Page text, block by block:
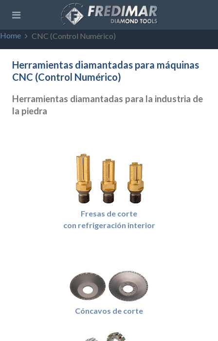
Home CNC (Control Numérico)
Herramientas diamantadas para máquinas
CNC (Control Numérico)
Herramientas diamantadas para la industria de
la piedra
Fresas de corte
con refrigeración interior
Cóncavos de corte